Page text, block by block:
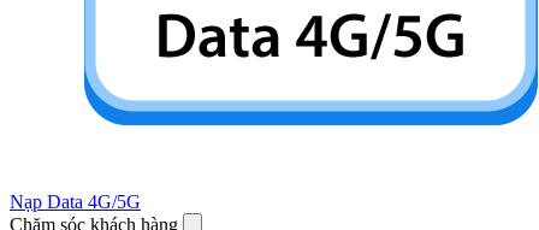
Nạp Data 4G/5G
Chăm sóc khách hàng